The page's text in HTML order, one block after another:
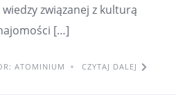
związanej z kulturą
[…]
ATOMINIUM CZYTAJ DALEJ